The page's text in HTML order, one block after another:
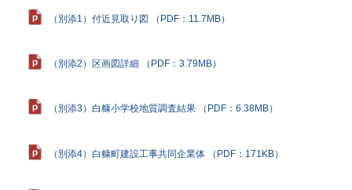
（別添1）付近見取り図 （PDF：11.7MB）
（別添2）区画図詳細 （PDF：3.79MB）
（別添3）白糠小学校地質調査結果 （PDF：6.38MB）
（別添4）白糠町建設工事共同企業体 （PDF：171KB）